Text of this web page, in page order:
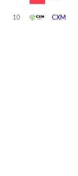
10 CXM